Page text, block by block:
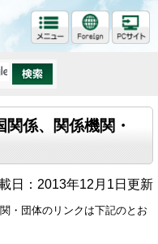
係、関係機関・
日：2013年12月1日更新
・団体のリンクは下記のとお